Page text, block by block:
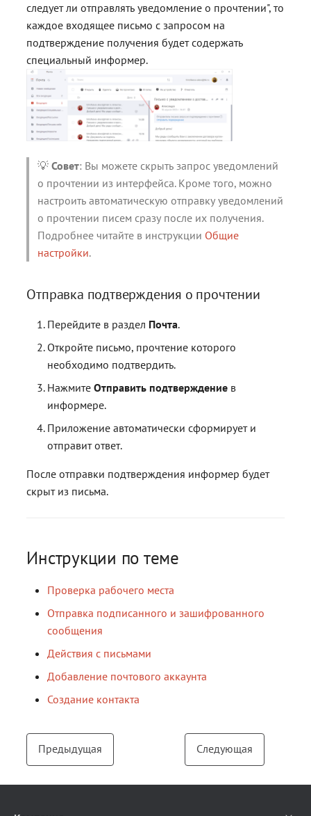
следует ли отправлять уведомление о прочтении", то
каждое входящее письмо с запросом на
подтверждение получения будет содержать
специальный информер.
💡Совет: Вы можете скрыть запрос уведомлений
о прочтении из интерфейса. Кроме того, можно
настроить автоматическую отправку уведомлений
о прочтении писем сразу после их получения.
Подробнее читайте в инструкции Общие
настройки.
Отправка подтверждения о прочтении
Перейдите в раздел Почта.
Откройте письмо, прочтение которого
необходимо подтвердить.
НажмитеОтправить подтверждение в
информере.
Приложение автоматически сформирует и
отправит ответ.
После отправки подтверждения информер будет
скрыт из письма.
Инструкции по теме
Проверка рабочего места
Отправка подписанного и зашифрованного
сообщения
Действия с письмами
Добавление почтового аккаунта
Создание контакта
Предыдущая Следующая